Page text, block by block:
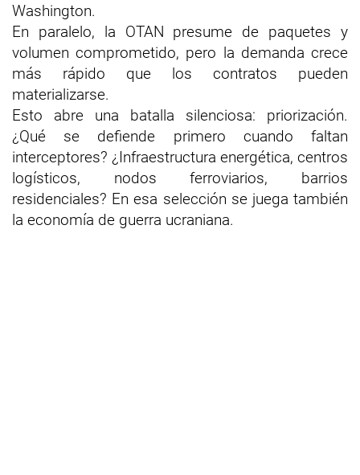
Washington.
En paralelo, la OTAN presume de paquetes y
volumen comprometido, pero la demanda crece
más rápido que los contratos pueden
materializarse.
Esto abre una batalla silenciosa: priorización.
¿Qué se defiende primero cuando faltan
interceptores? ¿Infraestructura energética, centros
logísticos, nodos ferroviarios, barrios
residenciales? En esa selección se juega también
la economía de guerra ucraniana.